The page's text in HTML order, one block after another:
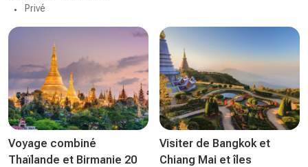
Privé
Voyage combiné
Thaïlande et Birmanie 20
Visiter de Bangkok et
Chiang Mai et îles